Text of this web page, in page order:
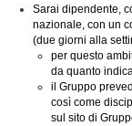
Sarai dipendente,
nazionale, con un
(due giorni alla
per questo
da quanto
il Gruppo
così come
sul sito di